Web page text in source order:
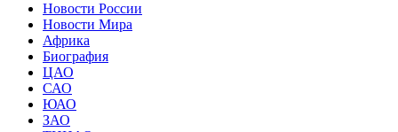
Новости России
Новости Мира
Африка
Биография
ЦАО
САО
ЮАО
ЗАО